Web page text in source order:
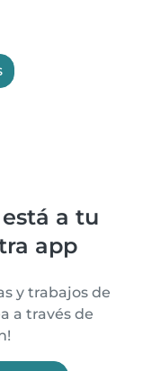
a tu
app
y trabajos de
a través de